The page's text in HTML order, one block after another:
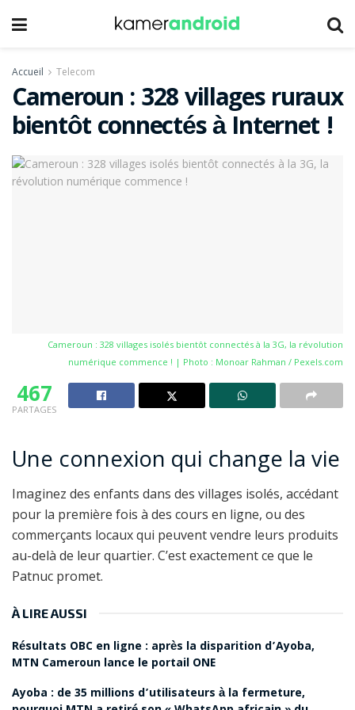
Accueil Telecom
Cameroun : 328 villages ruraux
bientôt connectés à Internet !
Cameroun : 328 villages isolés bientôt connectés à la 3G, la révolution
numérique commence ! | Photo : Monoar Rahman / Pexels.com
467
PARTAGES
Une connexion qui change la vie
Imaginez des enfants dans des villages isolés, accédant
pour la première fois à des cours en ligne, ou des
commerçants locaux qui peuvent vendre leurs produits
au-delà de leur quartier. C’est exactement ce que le
Patnuc promet.
À LIRE AUSSI
Résultats OBC en ligne : après la disparition d’Ayoba,
MTN Cameroun lance le portail ONE
Ayoba : de 35 millions d’utilisateurs à la fermeture,